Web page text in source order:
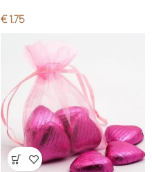
€1.75
Wensenlijst